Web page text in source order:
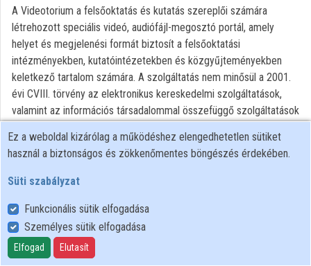
A Videotorium a felsőoktatás és kutatás szereplői számára
létrehozott speciális videó, audiófájl-megosztó portál, amely
helyet és megjelenési formát biztosít a felsőoktatási
intézményekben, kutatóintézetekben és közgyűjteményekben
keletkező tartalom számára. A szolgáltatás nem minősül a 2001.
évi CVIII. törvény az elektronikus kereskedelmi szolgáltatások,
valamint az információs társadalommal összefüggő szolgáltatások
szolgáltatásnak.
A szolgáltatás nyújtására a PRO-M ZRT. az intézmény
kezdeményezésére szolgáltatási szerződést köt, az intézmények
jogosultak körét.
A videotorium.hu oldal mindenki számára elérhető, a tartalmakhoz
való hozzáférés azonban a feltöltők által beállított hozzáférési
Ez a weboldal kizárólag a működéshez elengedhetetlen sütiket
használ a biztonságos és zökkenőmentes böngészés érdekében.
Süti szabályzat
Funkcionális sütik elfogadása
Személyes sütik elfogadása
Elfogad Elutasít